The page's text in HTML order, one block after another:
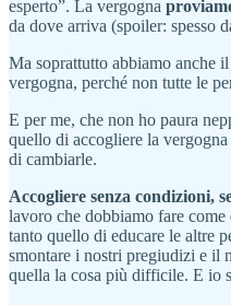
esperto”. La vergogna
da dove arriva (spoiler: spesso
Ma soprattutto abbiamo anche
vergogna, perché non tutte le
E per me, che non ho paura
quello di accogliere la vergogna
di cambiarle.
Accogliere senza condizioni,
lavoro che dobbiamo fare
tanto quello di educare le altre
smontare i nostri pregiudizi e il
quella la cosa più difficile. E io